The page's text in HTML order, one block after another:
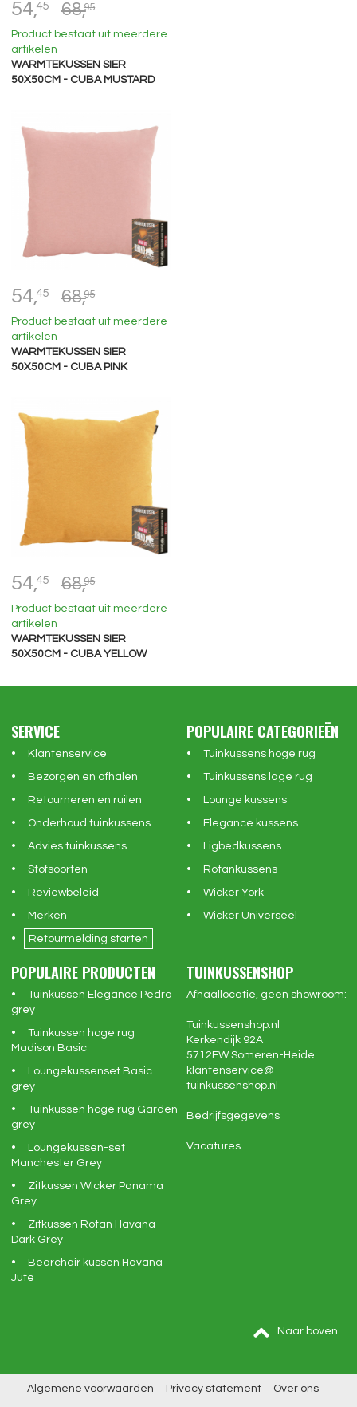
54,45 68,95
Product bestaat uit meerdere
artikelen
WARMTEKUSSEN SIER
50X50CM - CUBA MUSTARD
54,45 68,95
Product bestaat uit meerdere
artikelen
WARMTEKUSSEN SIER
50X50CM - CUBA PINK
54,45 68,95
Product bestaat uit meerdere
artikelen
WARMTEKUSSEN SIER
50X50CM - CUBA YELLOW
SERVICE
Klantenservice
Bezorgen en afhalen
Retourneren en ruilen
Onderhoud tuinkussens
Advies tuinkussens
Stofsoorten
Reviewbeleid
Merken
Retourmelding starten
POPULAIRE CATEGORIEËN
Tuinkussens hoge rug
Tuinkussens lage rug
Lounge kussens
Elegance kussens
Ligbedkussens
Rotankussens
Wicker York
Wicker Universeel
POPULAIRE PRODUCTEN
Tuinkussen Elegance Pedro
grey
Tuinkussen hoge rug
Madison Basic
Loungekussenset Basic
grey
Tuinkussen hoge rug Garden
grey
Loungekussen-set
Manchester Grey
Zitkussen Wicker Panama
Grey
Zitkussen Rotan Havana
Dark Grey
Bearchair kussen Havana
Jute
TUINKUSSENSHOP
Afhaallocatie, geen showroom:
Tuinkussenshop.nl
Kerkendijk 92A
5712EW Someren-Heide
klantenservice@
tuinkussenshop.nl
Bedrijfsgegevens
Vacatures
Naar boven
Algemene voorwaarden Privacy statement Over ons